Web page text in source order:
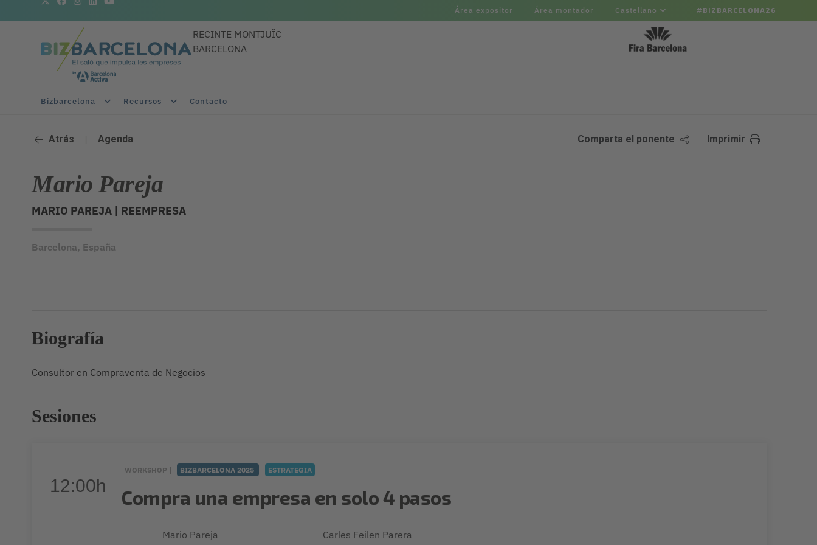
Área expositor Área montador Castellano #BIZBARCELONA26
RECINTE MONTJUÏC
BARCELONA
Bizbarcelona Recursos Contacto
Atrás | Agenda Comparta el ponente Imprimir
Mario Pareja
MARIO PAREJA | REEMPRESA
Barcelona, España
Biografía
Consultor en Compraventa de Negocios
Sesiones
12:00h
WORKSHOP | BIZBARCELONA 2025 ESTRATEGIA
Compra una empresa en solo 4 pasos
Mario Pareja
Carles Feilen Parera